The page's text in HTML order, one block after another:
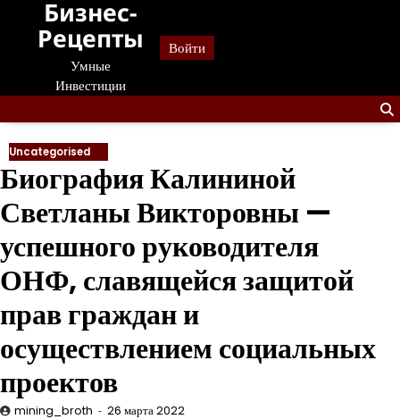
Перейти
содержанию
Бизнес-
Рецепты
Умные
Инвестиции
Войти
Uncategorised
Биография Калининой
Светланы Викторовны —
успешного руководителя
ОНФ, славящейся защитой
прав граждан и
осуществлением социальных
проектов
mining_broth 26 марта 2022